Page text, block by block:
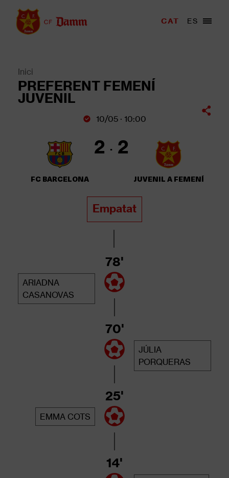
contingut
Main
Menu
CAT ES
Fil
d'Ariadna
Inici
PREFERENT FEMENÍ
JUVENIL
10/05 · 10:00
FC BARCELONA
2 2
JUVENIL A FEMENÍ
Empatat
ARIADNA
CASANOVAS
78'
JÚLIA
PORQUERAS
70'
EMMA COTS
25'
14'